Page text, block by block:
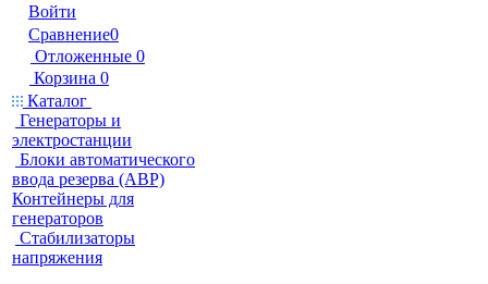
Войти
Сравнение0
Отложенные 0
Корзина 0
Каталог
Генераторы и
электростанции
Блоки автоматического
ввода резерва (АВР)
Контейнеры для
генераторов
Стабилизаторы
напряжения